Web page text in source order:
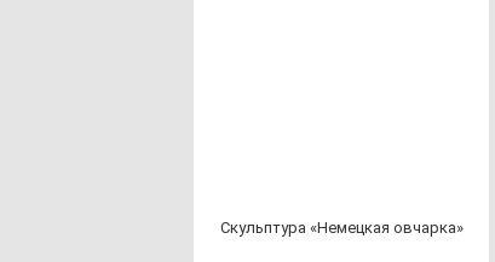
Скуль­пту­ра «Немец­кая ов­чар­ка»